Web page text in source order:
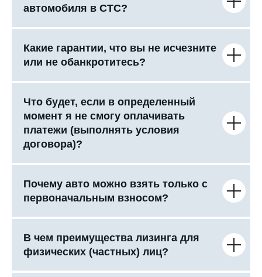
автомобиля в СТС?
Какие гарантии, что вы не исчезните
или не обанкротитесь?
Что будет, если в определенный
момент я не смогу оплачивать
платежи (выполнять условия
договора)?
Почему авто можно взять только с
первоначальным взносом?
В чем преимущества лизинга для
физических (частных) лиц?